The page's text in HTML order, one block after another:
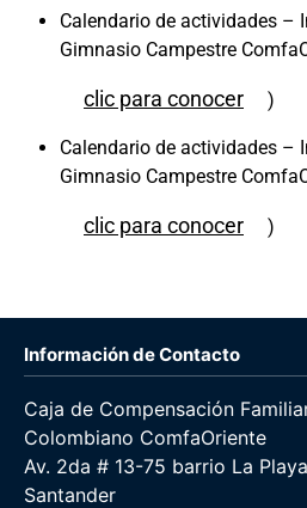
Calendario de actividades –
Gimnasio Campestre
clic para conocer )
Calendario de actividades –
Gimnasio Campestre
clic para conocer )
Información de Contacto
Caja de Compensación
Colombiano ComfaOriente
Av. 2da # 13-75 barrio La
Santander